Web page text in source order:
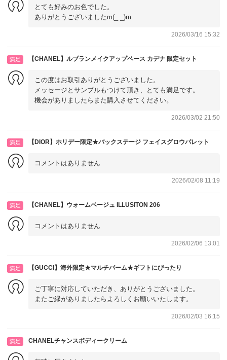
とても好みのお色でした。
ありがとうございましたm(_ _)m
2026/03/16 15:32
満足 【CHANEL】ルブランメイクアップベース カデナ 限定セット
この度はお取引ありがとうございました。
メッセージとサンプルもつけて頂き、とても満足です。
機会がありましたらまた購入させてください。
2026/03/02 21:50
満足 【DIOR】ホリデー限定★バックステージ フェイスグロウパレット
コメントはありません
2026/02/08 11:19
満足 【CHANEL】ウォームベージュ ILLUSITON 206
コメントはありません
2026/02/06 13:01
満足 【GUCCI】海外限定★マルチバーム★ギフトにぴったり
ご丁寧に対応していただき、ありがとうございました。
またご縁がありましたらよろしくお願いいたします。
2026/02/03 16:15
満足 CHANELチャンスボディークリーム